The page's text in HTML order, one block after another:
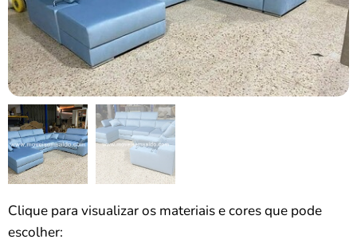
Clique para visualizar os materiais e cores que pode
escolher: